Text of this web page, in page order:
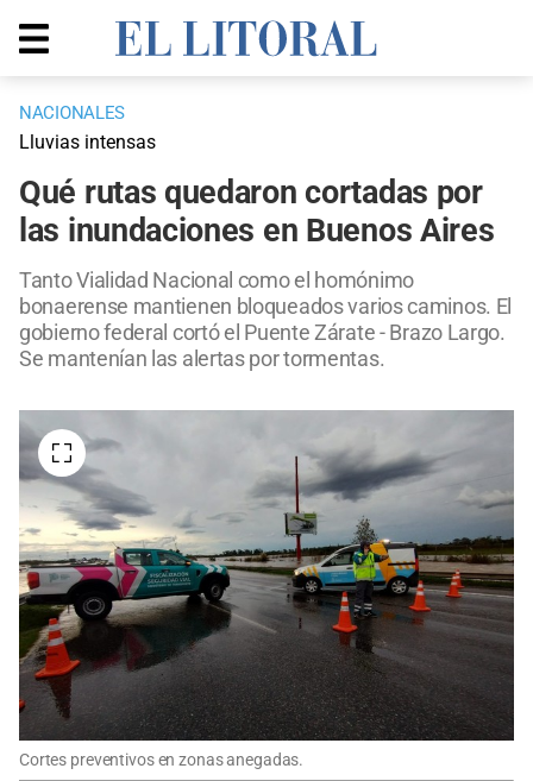
NACIONALES
Lluvias intensas
Qué rutas quedaron cortadas por
las inundaciones en Buenos Aires
Tanto Vialidad Nacional como el homónimo
bonaerense mantienen bloqueados varios caminos. El
gobierno federal cortó el Puente Zárate - Brazo Largo.
Se mantenían las alertas por tormentas.
Cortes preventivos en zonas anegadas.